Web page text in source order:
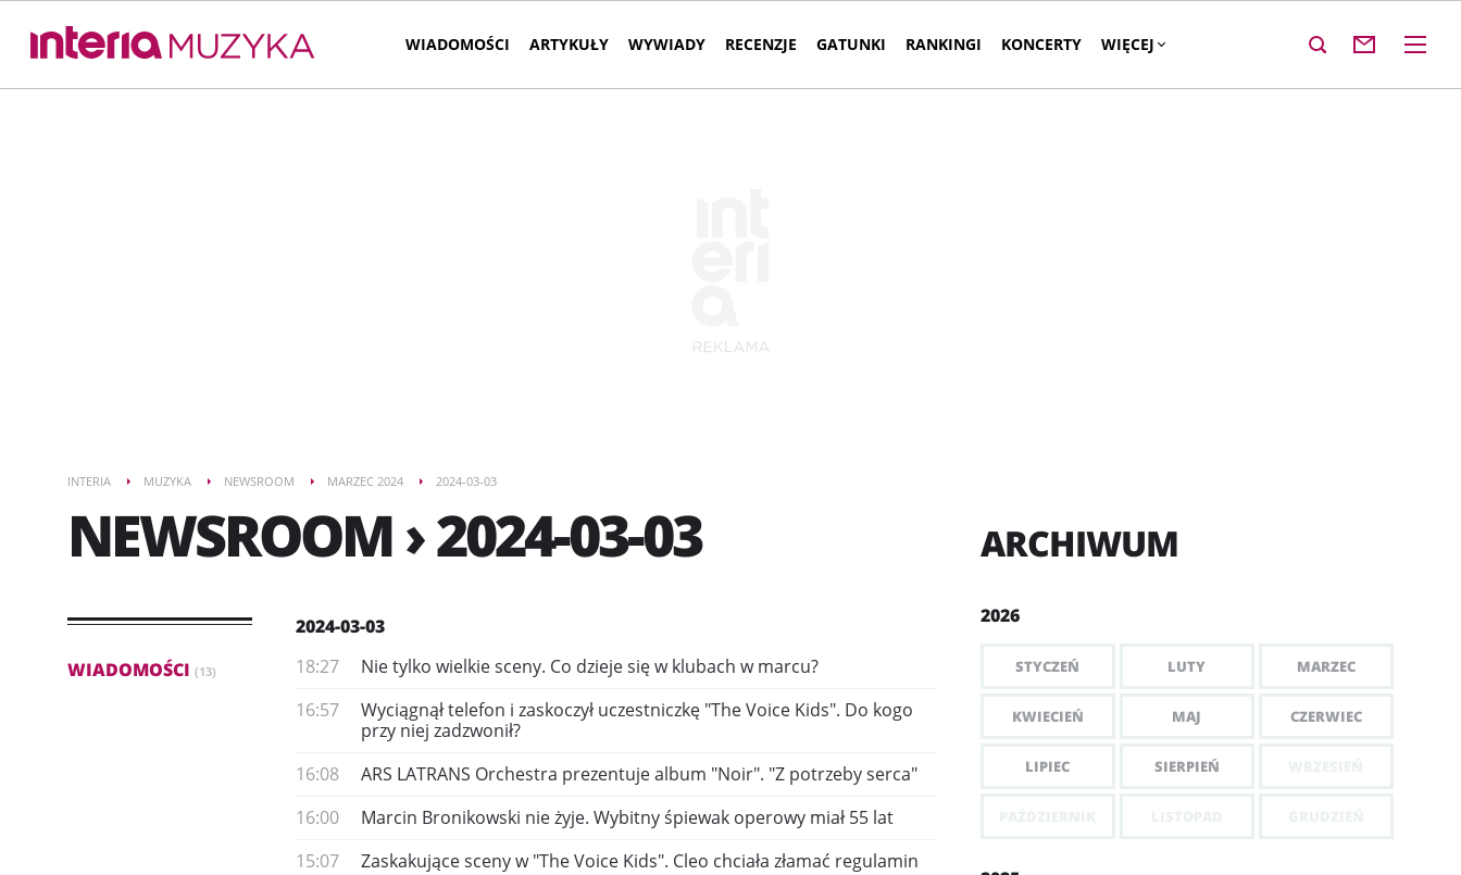
WIADOMOŚCI ARTYKUŁY WYWIADY RECENZJE GATUNKI RANKINGI KONCERTY WIĘCEJ
INTERIA MUZYKA NEWSROOM MARZEC 2024 2024-03-03
NEWSROOM › 2024-03-03
WIADOMOŚCI (13)
2024-03-03
18:27
Nie tylko wielkie sceny. Co dzieje się w klubach w marcu?
16:57
Wyciągnął telefon i zaskoczył uczestniczkę "The Voice Kids". Do kogo
przy niej zadzwonił?
16:08
ARS LATRANS Orchestra prezentuje album "Noir". "Z potrzeby serca"
16:00
Marcin Bronikowski nie żyje. Wybitny śpiewak operowy miał 55 lat
15:07
Zaskakujące sceny w "The Voice Kids". Cleo chciała złamać regulamin
ARCHIWUM
2026
STYCZEŃ LUTY MARZEC
KWIECIEŃ MAJ CZERWIEC
LIPIEC SIERPIEŃ